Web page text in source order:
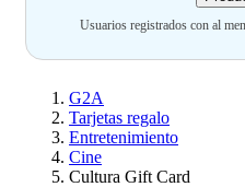
Usuarios registrados con al
G2A
Tarjetas regalo
Entretenimiento
Cine
Cultura Gift Card